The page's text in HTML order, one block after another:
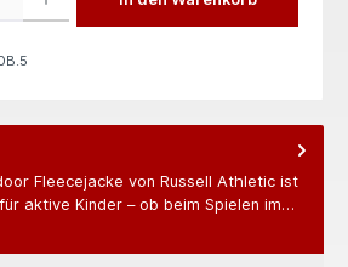
Fleecejacke von Russell Athletic ist
aktive Kinder – ob beim Spielen im…